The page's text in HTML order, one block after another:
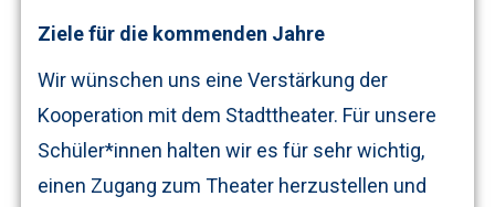
Ziele für die kommenden Jahre
Wir wünschen uns eine Verstärkung der
Kooperation mit dem Stadttheater. Für unsere
Schüler*innen halten wir es für sehr wichtig,
einen Zugang zum Theater herzustellen und